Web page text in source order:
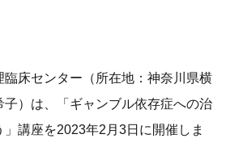
臨床センター（所在地：神奈川県横
）は、「ギャンブル依存症への治
講座を2023年2月3日に開催しま